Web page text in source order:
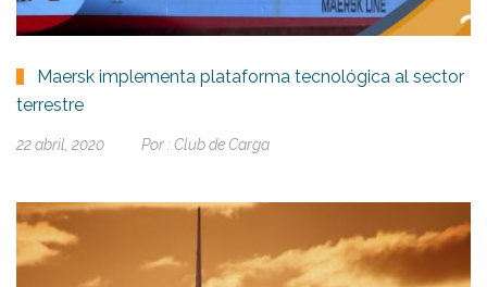
Maersk implementa plataforma tecnológica al sector
terrestre
22 abril, 2020 Por : Club de Carga